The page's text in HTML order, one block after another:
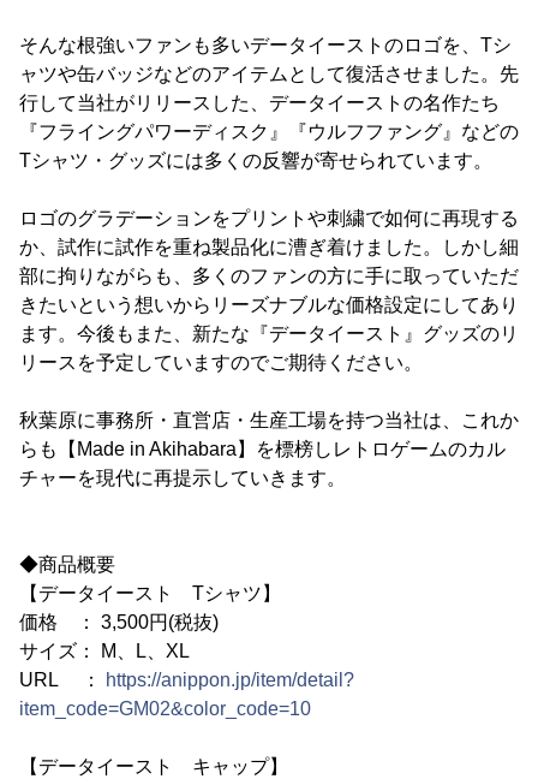
そんな根強いファンも多いデータイーストのロゴを、Tシ
ャツや缶バッジなどのアイテムとして復活させました。先
行して当社がリリースした、データイーストの名作たち
『フライングパワーディスク』『ウルフファング』などの
Tシャツ・グッズには多くの反響が寄せられています。
ロゴのグラデーションをプリントや刺繍で如何に再現する
か、試作に試作を重ね製品化に漕ぎ着けました。しかし細
部に拘りながらも、多くのファンの方に手に取っていただ
きたいという想いからリーズナブルな価格設定にしてあり
ます。今後もまた、新たな『データイースト』グッズのリ
リースを予定していますのでご期待ください。
秋葉原に事務所・直営店・生産工場を持つ当社は、これか
らも【Made in Akihabara】を標榜しレトロゲームのカル
チャーを現代に再提示していきます。
◆商品概要
【データイースト Tシャツ】
価格 ： 3,500円(税抜)
サイズ： M、L、XL
URL ：
https://anippon.jp/item/detail?
item_code=GM02&color_code=10
【データイースト キャップ】